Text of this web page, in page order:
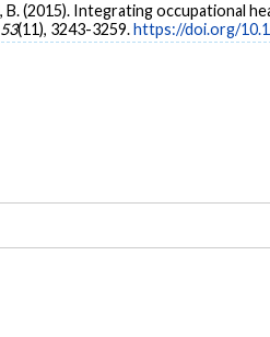
B. (2015). Integrating occupational
53(11), 3243-3259.https://doi.org/